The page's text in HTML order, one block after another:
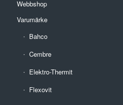
Webbshop
Varumärke
Bahco
Cembre
Elektro-Thermit
Flexovit